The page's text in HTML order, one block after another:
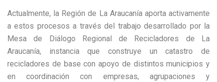
Actualmente, la Región de La Araucanía aporta activamente
a estos procesos a través del trabajo desarrollado por la
Mesa de Diálogo Regional de Recicladores de La
Araucanía, instancia que construye un catastro de
recicladores de base con apoyo de distintos municipios y
en coordinación con empresas, agrupaciones y